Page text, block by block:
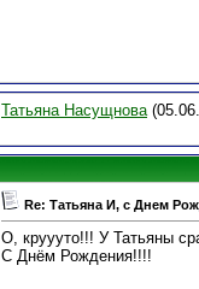
Татьяна Насущнова
Re: Татьяна И, c Днем
О, круууто!!! У Татьяны
С Днём Рождения!!!!